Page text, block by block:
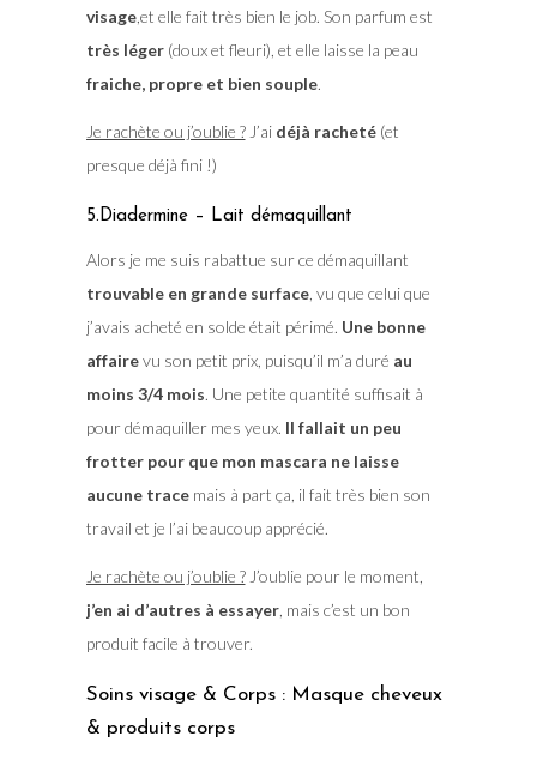
visage,et elle fait très bien le job. Son parfum est
très léger(doux et fleuri), et elle laisse la peau
fraiche, propre et bien souple.
Je rachète ou j’oublie ?J’ai déjà racheté(et
presque déjà fini !)
5.Diadermine – Lait démaquillant
Alors je me suis rabattue sur ce démaquillant
trouvable en grande surface, vu que celui que
j’avais acheté en solde était périmé. Une bonne
affairevu son petit prix, puisqu’il m’a duré au
moins 3/4 mois. Une petite quantité suffisait à
pour démaquiller mes yeux. Il fallait un peu
frotter pour que mon mascara ne laisse
aucune tracemais à part ça, il fait très bien son
travail et je l’ai beaucoup apprécié.
Je rachète ou j’oublie ?J’oublie pour le moment,
j’en ai d’autres à essayer, mais c’est un bon
produit facile à trouver.
Soins visage & Corps : Masque cheveux
& produits corps